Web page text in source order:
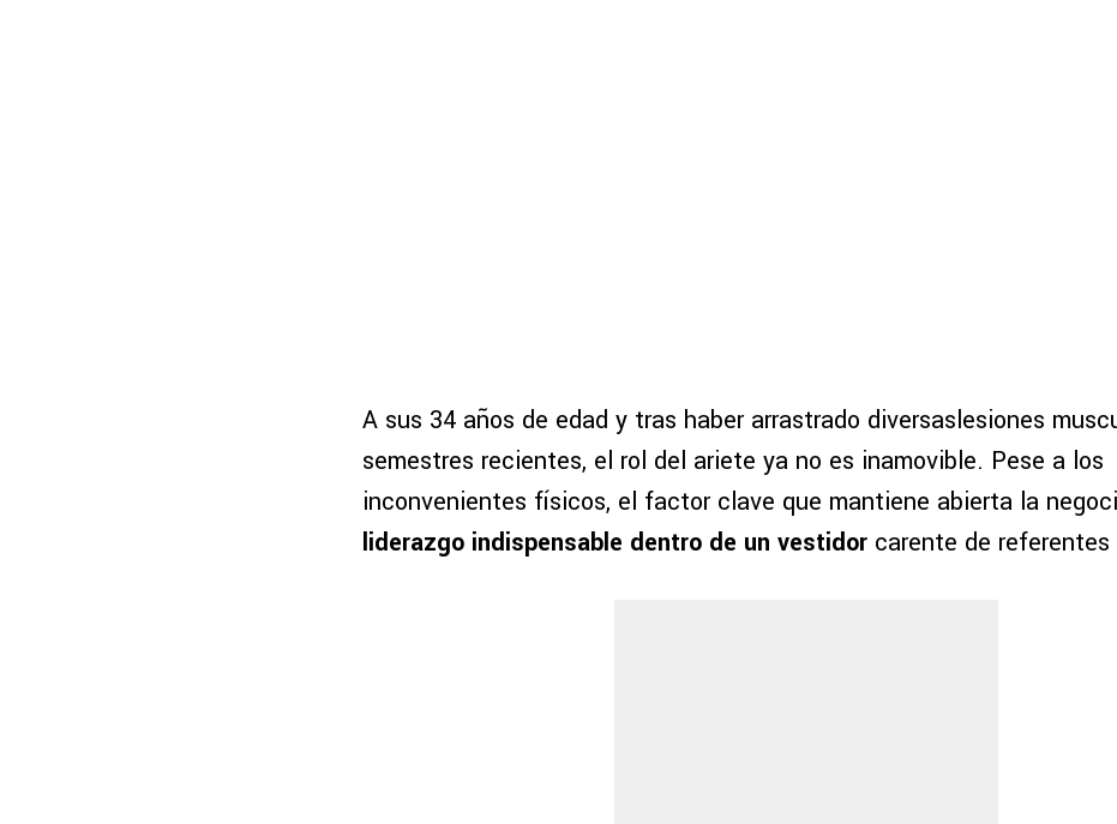
A sus 34 años de edad y tras haber arrastrado diversaslesiones
semestres recientes, el rol del ariete ya no es inamovible. Pese a los
inconvenientes físicos, el factor clave que mantiene abierta la
liderazgo indispensable dentro de un vestidor carente de referentes